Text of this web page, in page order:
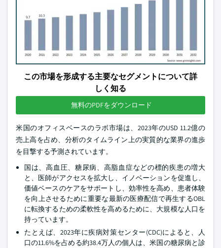
この市場を形成する主要なセグメントについて詳
しく知る
無料のPDFをダウンロード
米国のオフィスベースのラボ市場は、2023年のUSD 11.2億の
売上高を占め、分析のタイムライン上の実質的な業界の進歩
を目撃する予測されています。
国は、高血圧、糖尿病、高脂血症などの標的疾患の増大
と、医師がアクセスを拡大し、イノベーションを促進し、
価値ベースのケアをサポートし、効率性を高め、患者体験
を向上させるために重要な最新の医療配信で再生するOBL
に転換するための柔軟性を高めるために、大規模な人口を
持っています。
たとえば、2023年に疾病対策センター(CDC)によると、人
口の11.6%を占める約38.4万人の個人は、米国の糖尿病と診